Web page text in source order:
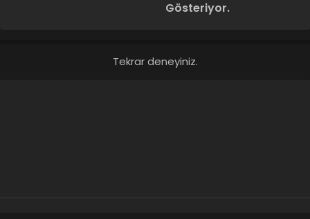
Gösteriyor.
Tekrar deneyiniz.